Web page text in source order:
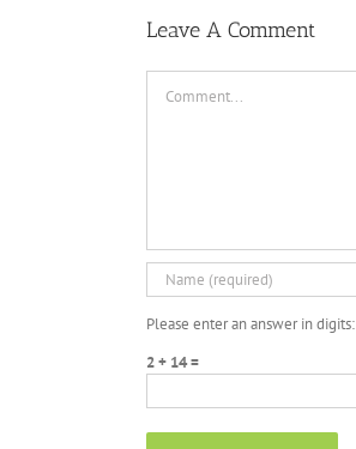
Leave A Comment
Please enter an answer in digits:
2 + 14 =